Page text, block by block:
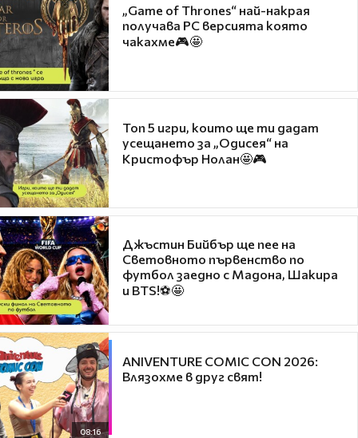
„Game of Thrones“ най-накрая
получава PC версията която
чакахме🎮🤩
Топ 5 игри, които ще ти дадат
усещането за „Одисея“ на
Кристофър Нолан🤩🎮
Джъстин Бийбър ще пее на
Световното първенство по
футбол заедно с Мадона, Шакира
и BTS!⚽🤩
08:16
ANIVENTURE COMIC CON 2026:
Влязохме в друг свят!